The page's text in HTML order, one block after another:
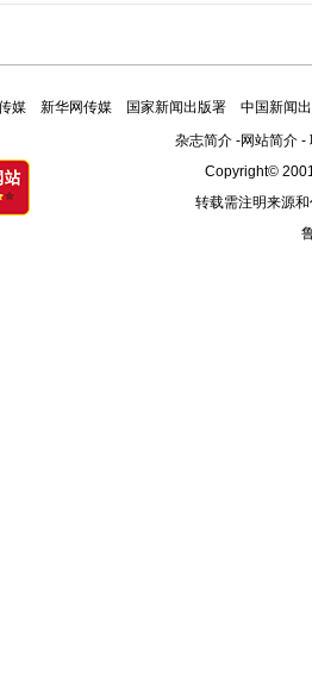
媒 新华网传媒 国家新闻出版署
中国新闻
杂志简介-网站简介-
Copyright©
转载需注明来源